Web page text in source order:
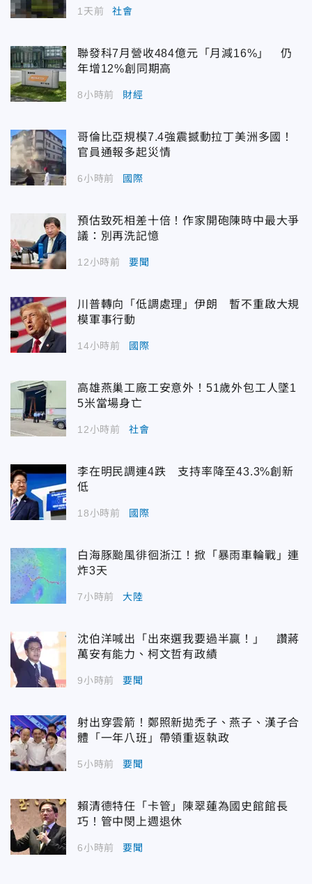
1天前 社會
聯發科7月營收484億元「月減16%」 仍
年增12%創同期高
8小時前 財經
哥倫比亞規模7.4強震撼動拉丁美洲多國！
官員通報多起災情
6小時前 國際
預估致死相差十倍！作家開砲陳時中最大爭
議：別再洗記憶
12小時前 要聞
川普轉向「低調處理」伊朗 暫不重啟大規
模軍事行動
14小時前 國際
高雄燕巢工廠工安意外！51歲外包工人墜1
5米當場身亡
12小時前 社會
李在明民調連4跌 支持率降至43.3%創新
低
18小時前 國際
白海豚颱風徘徊浙江！掀「暴雨車輪戰」連
炸3天
7小時前 大陸
沈伯洋喊出「出來選我要過半贏！」 讚蔣
萬安有能力、柯文哲有政績
9小時前 要聞
射出穿雲箭！鄭照新拋禿子、燕子、漢子合
體「一年八班」帶領重返執政
5小時前 要聞
賴清德特任「卡管」陳翠蓮為國史館館長
巧！管中閔上週退休
6小時前 要聞